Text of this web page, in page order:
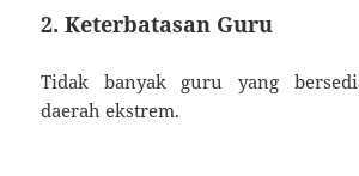
2. Keterbatasan Guru
Tidak banyak guru yang
daerah ekstrem.